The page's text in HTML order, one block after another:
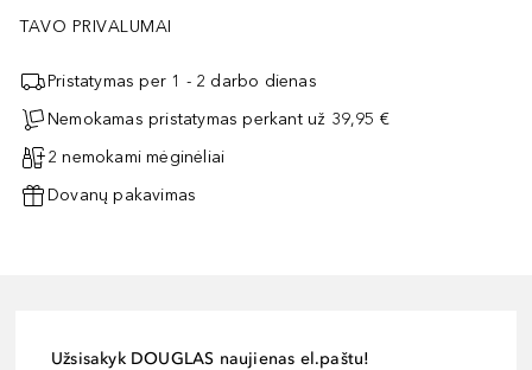
TAVO PRIVALUMAI
Pristatymas per 1 - 2 darbo dienas
Nemokamas pristatymas perkant už 39,95 €
2 nemokami mėginėliai
Dovanų pakavimas
Užsisakyk DOUGLAS naujienas el.paštu!